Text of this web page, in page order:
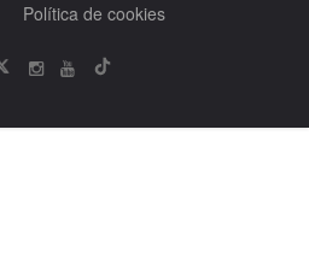
Política de cookies